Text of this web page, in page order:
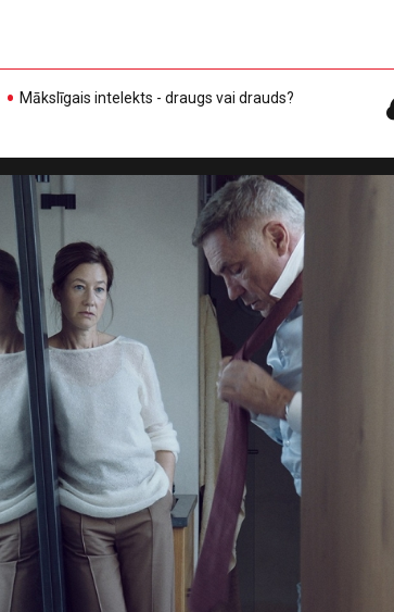
Mākslīgais intelekts - draugs vai drauds?